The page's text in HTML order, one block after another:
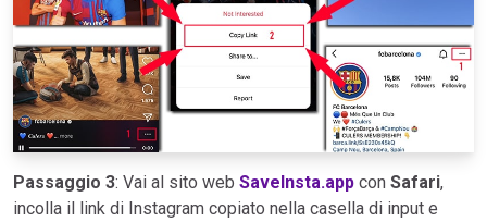
Passaggio 3: Vai al sito web SaveInsta.app con Safari,
incolla il link di Instagram copiato nella casella di input e